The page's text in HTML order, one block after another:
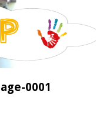
0001